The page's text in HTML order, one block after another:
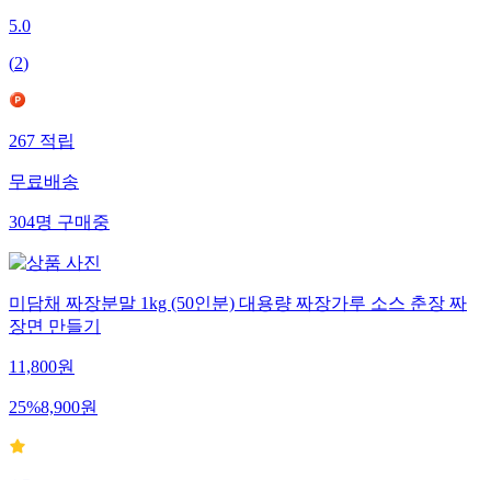
5.0
(2)
267적립
무료배송
304명구매중
미담채 짜장분말 1kg (50인분) 대용량 짜장가루 소스 춘장 짜
장면 만들기
11,800원
25%8,900원